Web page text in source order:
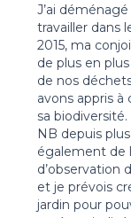
J’ai
travailler dans
2015, ma
de plus en
de nos
avons appris
sa
NB depuis
également de
d’observation
et je prévois
jardin pour